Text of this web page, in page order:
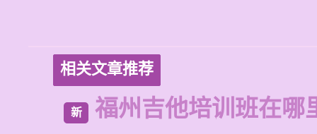
相关文章推荐
新 福州吉他培训班在哪